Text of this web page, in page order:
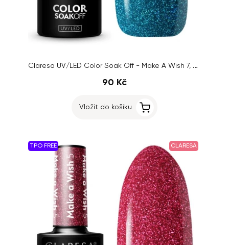
Claresa UV/LED Color Soak Off - Make A Wish 7, 5g
90 Kč
Vložit do košíku
TPO FREE CLARESA